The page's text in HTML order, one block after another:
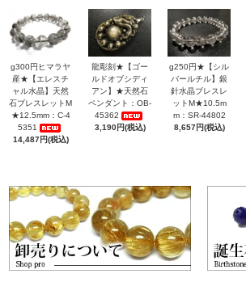
g300円ヒマラヤ
産★【エレスチ
ャル水晶】天然
石ブレスレットM
★12.5mm：C-4
5351
14,487円(税込)
龍彫刻★【ゴー
ルドオブシディ
アン】★天然石
ペンダント：OB-
45362
3,190円(税込)
g250円★【シル
バールチル】銀
針水晶ブレスレ
ットM★10.5m
m：SR-44802
8,657円(税込)